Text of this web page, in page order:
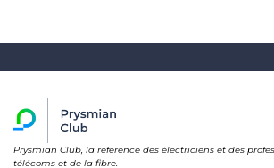
Prysmian Club, la référence des électriciens et des
télécoms et de la fibre.